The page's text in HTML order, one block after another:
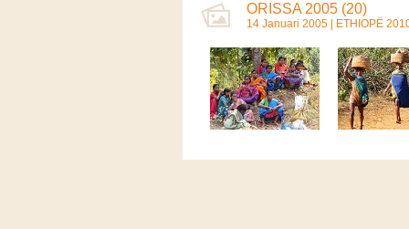
ORISSA 2005 (20)
14 Januari 2005 | ETHIOPË